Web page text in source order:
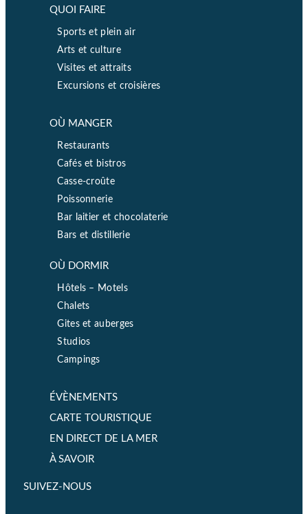
QUOI FAIRE
Sports et plein air
Arts et culture
Visites et attraits
Excursions et croisières
OÙ MANGER
Restaurants
Cafés et bistros
Casse-croûte
Poissonnerie
Bar laitier et chocolaterie
Bars et distillerie
OÙ DORMIR
Hôtels – Motels
Chalets
Gites et auberges
Studios
Campings
ÉVÈNEMENTS
CARTE TOURISTIQUE
EN DIRECT DE LA MER
À SAVOIR
SUIVEZ-NOUS